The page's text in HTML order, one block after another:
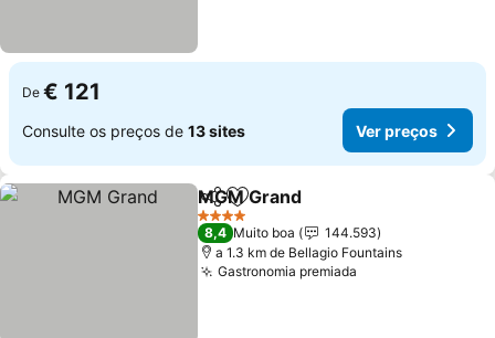
De € 121
Consulte os preços de 13 sites Ver preços
PartilharAdicionar aos favoritos
MGM Grand
4 Estrelas
8,4 Muito boa
144.593
a 1.3 km de Bellagio Fountains
Gastronomia premiada